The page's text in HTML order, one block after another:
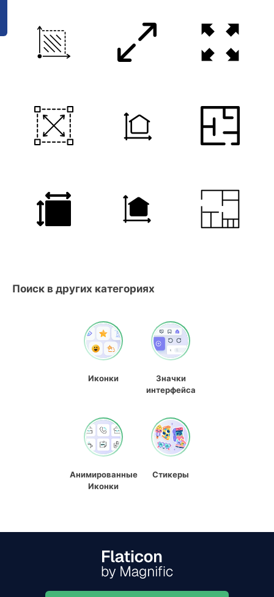
Поиск в других категориях
Иконки
Значки
интерфейса
Анимированные
Иконки
Стикеры